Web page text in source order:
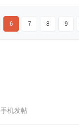
6 7 8 9
手机发帖